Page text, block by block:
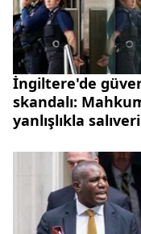
İngiltere'de
skandalı:
yanlışlıkla